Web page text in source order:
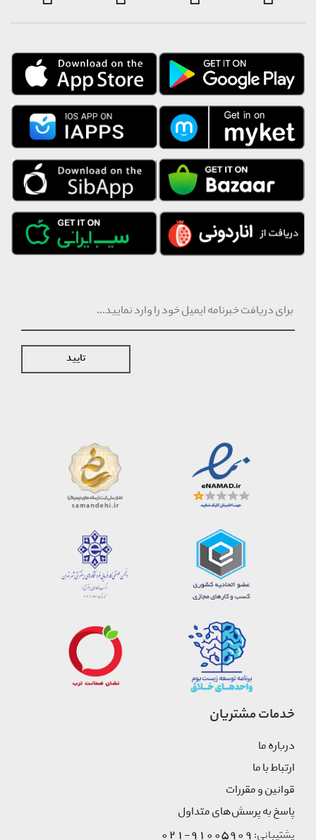
تایید
خدمات مشتریان
درباره ما
ارتباط با ما
قوانین و مقررات
پاسخ به پرسش‌های متداول
پشتیبانی: 91005909-021